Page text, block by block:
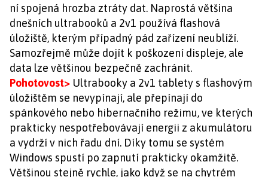
ní spojená hrozba ztráty dat. Naprostá většina
dnešních ultrabooků a 2v1 používá flashová
úložiště, kterým případný pád zařízení neublíží.
Samozřejmě může dojít k poškození displeje, ale
data lze většinou bezpečně zachránit.
Pohotovost> Ultrabooky a 2v1 tablety s flashovým
úložištěm se nevypínají, ale přepínají do
spánkového nebo hibernačního režimu, ve kterých
prakticky nespotřebovávají energii z akumulátoru
a vydrží v nich řadu dní. Díky tomu se systém
Windows spustí po zapnutí prakticky okamžitě.
Většinou stejně rychle, jako když se na chytrém